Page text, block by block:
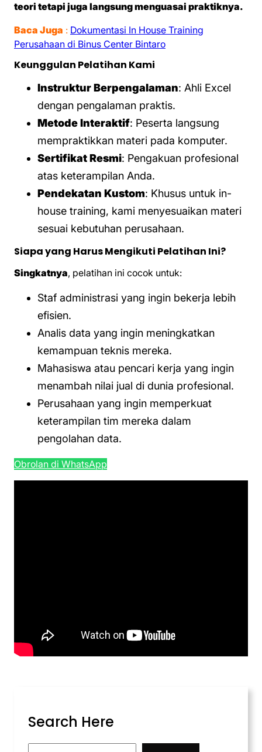
teori tetapi juga langsung menguasai praktiknya.
Baca Juga : Dokumentasi In House Training
Perusahaan di Binus Center Bintaro
Keunggulan Pelatihan Kami
Instruktur Berpengalaman: Ahli Excel
dengan pengalaman praktis.
Metode Interaktif: Peserta langsung
mempraktikkan materi pada komputer.
Sertifikat Resmi: Pengakuan profesional
atas keterampilan Anda.
Pendekatan Kustom: Khusus untuk in-
house training, kami menyesuaikan materi
sesuai kebutuhan perusahaan.
Siapa yang Harus Mengikuti Pelatihan Ini?
Singkatnya, pelatihan ini cocok untuk:
Staf administrasi yang ingin bekerja lebih
efisien.
Analis data yang ingin meningkatkan
kemampuan teknis mereka.
Mahasiswa atau pencari kerja yang ingin
menambah nilai jual di dunia profesional.
Perusahaan yang ingin memperkuat
keterampilan tim mereka dalam
pengolahan data.
Obrolan di WhatsApp
Search Here